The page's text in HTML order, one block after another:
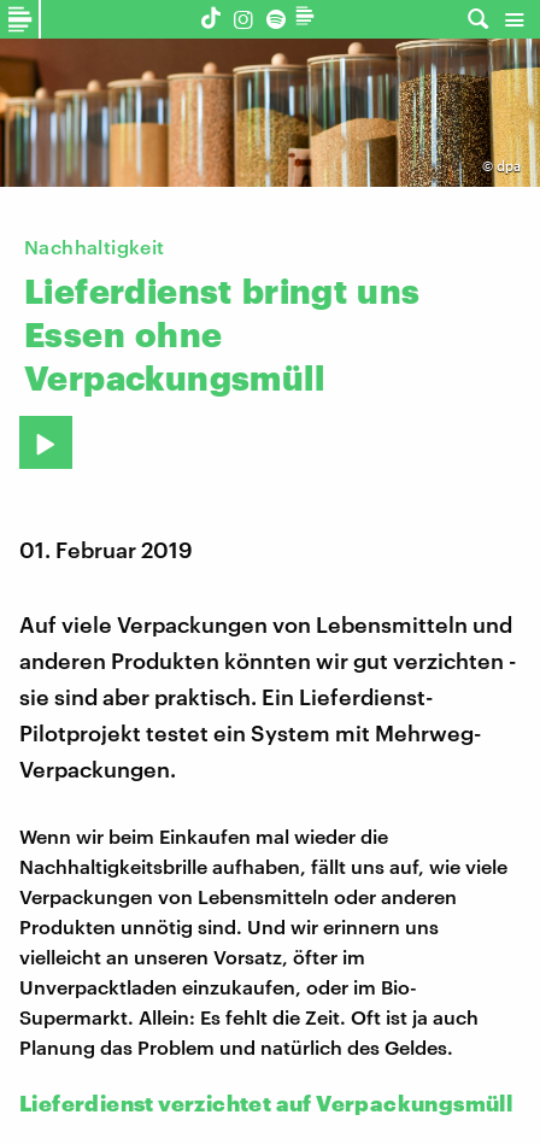
©dpa
Nachhaltigkeit
Lieferdienst bringt uns
Essen ohne
Verpackungsmüll
01. Februar 2019
Auf viele Verpackungen von Lebensmitteln und
anderen Produkten könnten wir gut verzichten -
sie sind aber praktisch. Ein Lieferdienst-
Pilotprojekt testet ein System mit Mehrweg-
Verpackungen.
Wenn wir beim Einkaufen mal wieder die
Nachhaltigkeitsbrille aufhaben, fällt uns auf, wie viele
Verpackungen von Lebensmitteln oder anderen
Produkten unnötig sind. Und wir erinnern uns
vielleicht an unseren Vorsatz, öfter im
Unverpacktladen einzukaufen, oder im Bio-
Supermarkt. Allein: Es fehlt die Zeit. Oft ist ja auch
Planung das Problem und natürlich des Geldes.
Lieferdienst verzichtet auf Verpackungsmüll